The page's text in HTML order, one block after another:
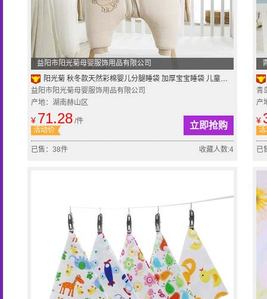
益阳市阳光菊母婴服饰用品有限公司
阳光菊 秋冬款天然彩棉婴儿分腿睡袋 加厚宝宝睡袋 儿童防踢被
益阳市阳光菊母婴服饰用品有限公司
产地：湖南赫山区
¥ 71.28 /件
活动价
立即抢购
已售：38件 收藏人数:4
青
产
¥
已